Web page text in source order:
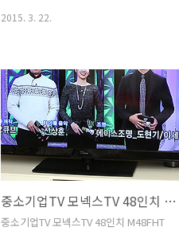
줘야만 ..
금 멀리서 본다면 FHD 해상도가 좀 더 적
당한데요. ASUS VX279H-W 모니터는
27인치 Full HD 해상도를 가진 모니터 입
니다. 후면에는 MHL/HDMI 단자가 2개가
있어서 스마트폰이나 태블릿등을 연결해
서 화면을 좀 더 크게 볼 수 있습니다. 내
장 스피커를 가지고 있어서 TV용도로 사
용도 가능합니다. IPS 패널로 시야각도 괜
찮은 편이며, 실제로 ASUS VX279H-W
2015. 3. 22.
중소기업TV 모넥스TV 48인치 M48FHT 사용 후기
중소기업TV 모넥스TV 48인치 M48FHT